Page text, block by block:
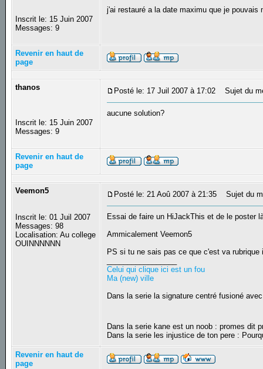
Inscrit le: 15 Juin 2007
Messages: 9
j'ai restauré a la date maximu que je
Revenir en haut de
page
thanos
Inscrit le: 15 Juin 2007
Messages: 9
Posté le: 17 Juil 2007 à 17:02 Sujet du
aucune solution?
Revenir en haut de
page
Veemon5
Inscrit le: 01 Juil 2007
Messages: 98
Localisation: Au college
OUINNNNNN
Posté le: 21 Aoû 2007 à 21:35 Sujet du
Essai de faire un HiJackThis et de le poster
Ammicalement Veemon5
PS si tu ne sais pas ce que c'est va
Celui qui clique ici est un fou
Ma (new) ville
Dans la serie la signature centré fusioné
Dans la serie kane est un noob : promes dit
Dans la serie les injustice de ton pere :
Revenir en haut de
page